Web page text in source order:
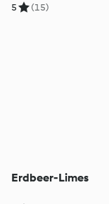
5 (15)
Erdbeer-Limes